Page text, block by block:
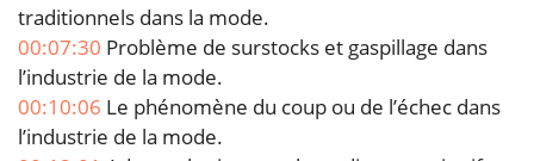
traditionnels dans la mode.
00:07:30 Problème de surstocks et gaspillage dans
l’industrie de la mode.
00:10:06 Le phénomène du coup ou de l’échec dans
l’industrie de la mode.